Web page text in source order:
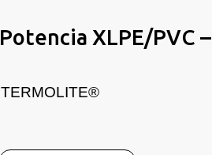
Potencia XLPE/PVC –
TERMOLITE®